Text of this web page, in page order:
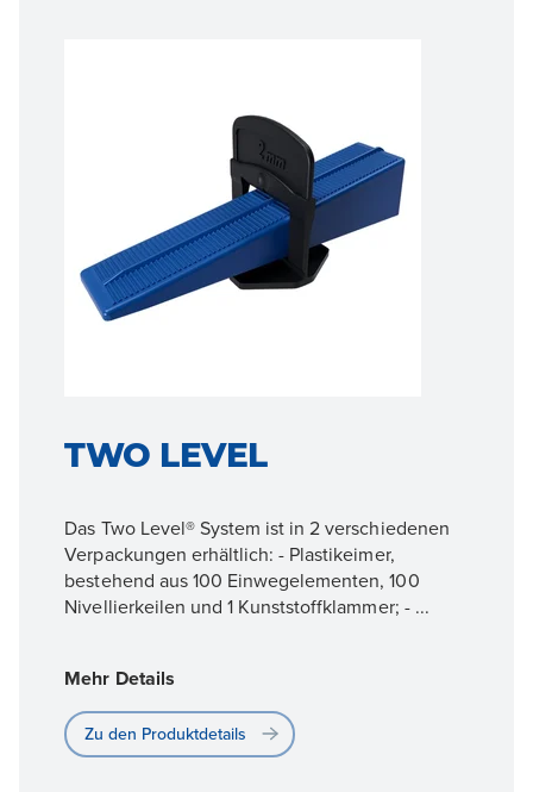
TWO LEVEL
Das Two Level® System ist in 2 verschiedenen
Verpackungen erhältlich: - Plastikeimer,
bestehend aus 100 Einwegelementen, 100
Nivellierkeilen und 1 Kunststoffklammer; - ...
Mehr Details
Zu den Produktdetails